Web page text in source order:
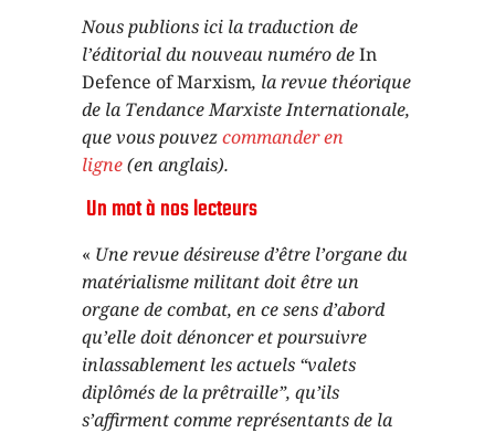
Nous publions ici la traduction de
l’éditorial du nouveau numéro deIn
Defence of Marxism, la revue théorique
de la Tendance Marxiste Internationale,
que vous pouvezcommander en
ligne(en anglais).
Un mot à nos lecteurs
« Une revue désireuse d’être l’organe du
matérialisme militant doit être un
organe de combat, en ce sens d’abord
qu’elle doit dénoncer et poursuivre
inlassablement les actuels “valets
diplômés de la prêtraille”, qu’ils
s’affirment comme représentants de la